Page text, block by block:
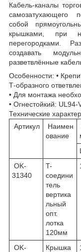
Кабель-каналы
самозатухающего
собой
крышками, при
перегородками.
создавать
разветвлённые
Особенности: •
Т-образного
• Для монтажа
• Огнестойкий: UL94-
Технические
Артикул
Наимен
ование
OK-
31340
T-
соедини
тель
вертика
льный
опт.
лотка
120мм
OK-
Крышка